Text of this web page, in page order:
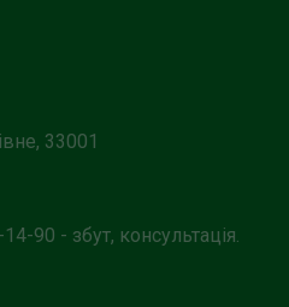
33001
90 - збут, консультація.